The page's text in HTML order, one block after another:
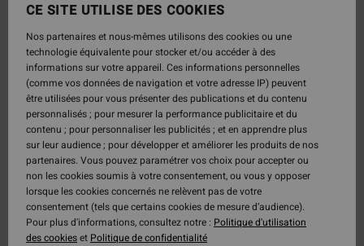
CE SITE UTILISE DES COOKIES
Nos partenaires et nous-mêmes utilisons des cookies ou une
technologie équivalente pour stocker et/ou accéder à des
informations sur votre appareil. Ces informations personnelles
(comme vos données de navigation et votre adresse IP) peuvent
être utilisées pour vous présenter des publications et du contenu
personnalisés ; pour mesurer la performance publicitaire et du
contenu ; pour personnaliser les publicités ; et en apprendre plus
sur leur audience ; pour développer et améliorer les produits de nos
partenaires. Vous pouvez paramétrer vos choix pour accepter ou
non les cookies soumis à votre consentement, ou vous y opposer
lorsque les cookies concernés ne relèvent pas de votre
consentement (tels que certains cookies de mesure d’audience).
Pour plus d'informations, consultez notre : Politique d'utilisation
des cookieset Politique de confidentialité